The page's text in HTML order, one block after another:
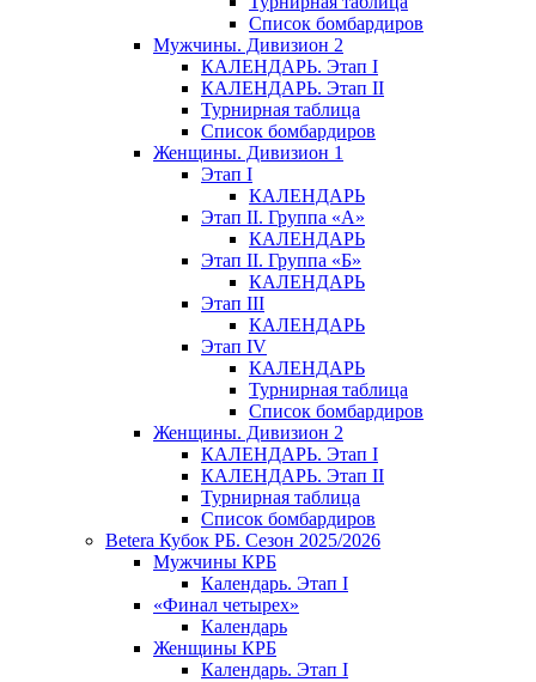
Список бомбардиров
Мужчины. Дивизион 2
КАЛЕНДАРЬ. Этап I
КАЛЕНДАРЬ. Этап II
Турнирная таблица
Список бомбардиров
Женщины. Дивизион 1
Этап I
КАЛЕНДАРЬ
Этап II. Группа «А»
КАЛЕНДАРЬ
Этап II. Группа «Б»
КАЛЕНДАРЬ
Этап III
КАЛЕНДАРЬ
Этап IV
КАЛЕНДАРЬ
Турнирная таблица
Список бомбардиров
Женщины. Дивизион 2
КАЛЕНДАРЬ. Этап I
КАЛЕНДАРЬ. Этап II
Турнирная таблица
Список бомбардиров
Betera Кубок РБ. Сезон 2025/2026
Мужчины КРБ
Календарь. Этап I
«Финал четырех»
Календарь
Женщины КРБ
Календарь. Этап I